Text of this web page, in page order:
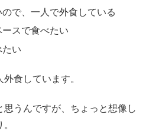
で、一人で外食している
スで食べたい
たい
食しています。
思うんですが、ちょっと想像し